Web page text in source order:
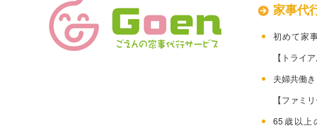
家事代
初めて家
【トライ
夫婦共働
【ファミ
65歳以